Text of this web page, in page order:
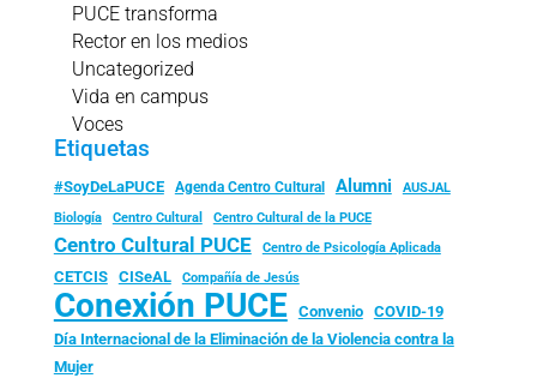
PUCE transforma
Rector en los medios
Uncategorized
Vida en campus
Voces
Etiquetas
#SoyDeLaPUCE Agenda Centro Cultural Alumni
AUSJAL
Biología
Centro Cultural Centro Cultural de la PUCE
Centro Cultural PUCE Centro de Psicología Aplicada
CETCIS CISeAL Compañía de Jesús
Conexión PUCE Convenio
COVID-19
Día Internacional de la Eliminación de la Violencia contra la
Mujer